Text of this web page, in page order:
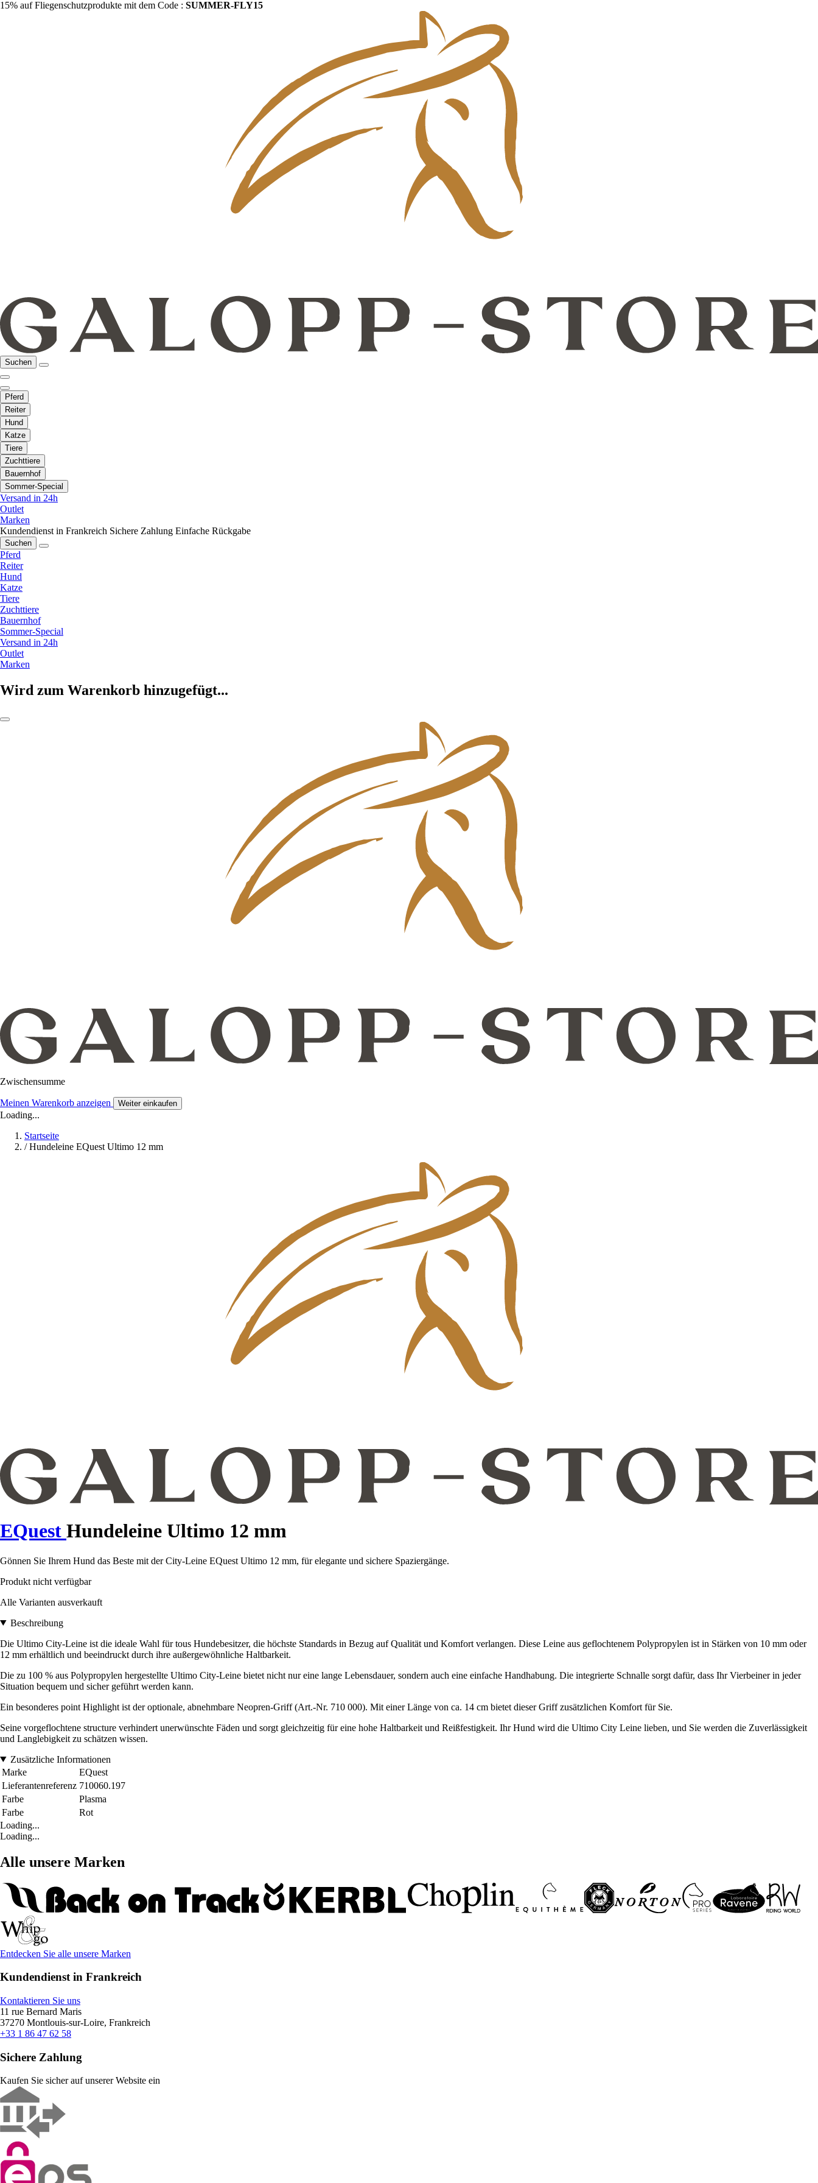
15% auf Fliegenschutzprodukte mit dem Code : SUMMER-FLY15
Suchen
Pferd
Reiter
Hund
Katze
Tiere
Zuchttiere
Bauernhof
Sommer-Special
Versand in 24h
Outlet
Marken
Kundendienst in Frankreich Sichere Zahlung Einfache Rückgabe
Suchen
Pferd
Reiter
Hund
Katze
Tiere
Zuchttiere
Bauernhof
Sommer-Special
Versand in 24h
Outlet
Marken
Wird zum Warenkorb hinzugefügt...
Zwischensumme
Meinen Warenkorb anzeigen Weiter einkaufen
Loading...
Startseite
/ Hundeleine EQuest Ultimo 12 mm
EQuest Hundeleine Ultimo 12 mm
Gönnen Sie Ihrem Hund das Beste mit der City-Leine EQuest Ultimo 12 mm, für elegante und sichere Spaziergänge.
Produkt nicht verfügbar
Alle Varianten ausverkauft
Beschreibung
Die Ultimo City-Leine ist die ideale Wahl für tous Hundebesitzer, die höchste Standards in Bezug auf Qualität und Komfort verlangen. Diese Leine aus geflochtenem Polypropylen ist in Stärken von 10 mm oder
12 mm erhältlich und beeindruckt durch ihre außergewöhnliche Haltbarkeit.
Die zu 100 % aus Polypropylen hergestellte Ultimo City-Leine bietet nicht nur eine lange Lebensdauer, sondern auch eine einfache Handhabung. Die integrierte Schnalle sorgt dafür, dass Ihr Vierbeiner in jeder
Situation bequem und sicher geführt werden kann.
Ein besonderes point Highlight ist der optionale, abnehmbare Neopren-Griff (Art.-Nr. 710 000). Mit einer Länge von ca. 14 cm bietet dieser Griff zusätzlichen Komfort für Sie.
Seine vorgeflochtene structure verhindert unerwünschte Fäden und sorgt gleichzeitig für eine hohe Haltbarkeit und Reißfestigkeit. Ihr Hund wird die Ultimo City Leine lieben, und Sie werden die Zuverlässigkeit
und Langlebigkeit zu schätzen wissen.
Zusätzliche Informationen
Marke
EQuest
Lieferantenreferenz 710060.197
Farbe
Plasma
Farbe
Rot
Loading...
Loading...
Alle unsere Marken
Entdecken Sie alle unsere Marken
Kundendienst in Frankreich
Kontaktieren Sie uns
11 rue Bernard Maris
37270 Montlouis-sur-Loire, Frankreich
+33 1 86 47 62 58
Sichere Zahlung
Kaufen Sie sicher auf unserer Website ein